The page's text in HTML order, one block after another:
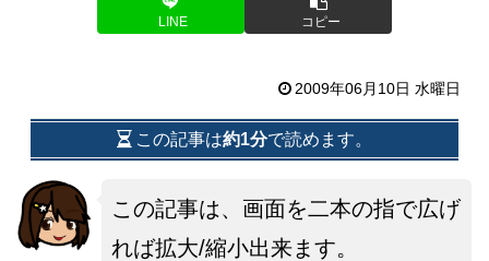
LINE コピー
2009年06月10日 水曜日
この記事は約1分で読めます。
この記事は、画面を二本の指で広げ
れば拡大/縮小出来ます。